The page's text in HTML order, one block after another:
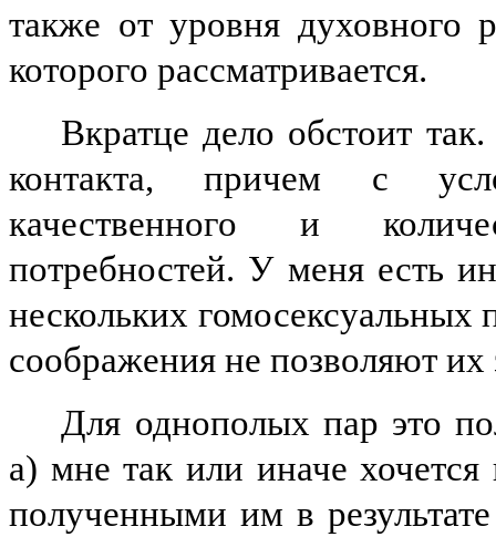
также от уровня духовного
которого рассматривается.
Вкратце дело обстоит
контакта, причем с
качественного и
потребностей. У меня есть
нескольких гомосексуальных
соображения не позволяют их
Для однополых пар это
а) мне так или иначе хочется
полученными им в